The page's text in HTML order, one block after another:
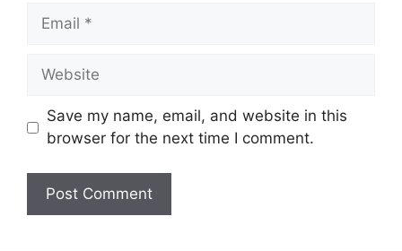
Email
Website
Save my name, email, and website in this
browser for the next time I comment.